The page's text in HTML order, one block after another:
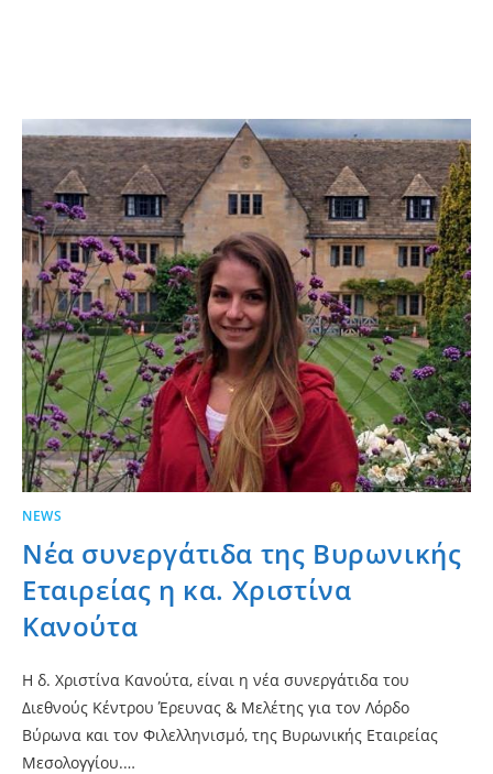
NEWS
Νέα συνεργάτιδα της Βυρωνικής
Εταιρείας η κα. Χριστίνα
Κανούτα
Η δ. Χριστίνα Κανούτα, είναι η νέα συνεργάτιδα του
Διεθνούς Κέντρου Έρευνας & Μελέτης για τον Λόρδο
Βύρωνα και τον Φιλελληνισμό, της Βυρωνικής Εταιρείας
Μεσολογγίου.…